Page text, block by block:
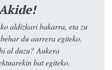
aldizkari bakarra, eta zu
du aurrera egiteko.
al duzu? Aukera
bat egiteko.